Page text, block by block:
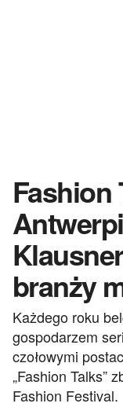
Fashion
branży
Każdego roku
gospodarzem
czołowymi
„Fashion Talks”
Fashion Festival.